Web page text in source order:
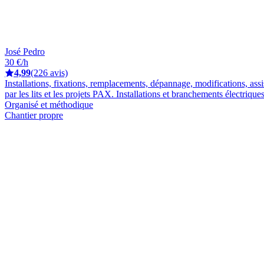
José Pedro
30 €/h
4,99(226 avis)
Installations, fixations, remplacements, dépannage, modifications,
par les lits et les projets PAX. Installations et branchements
Organisé et méthodique
Chantier propre